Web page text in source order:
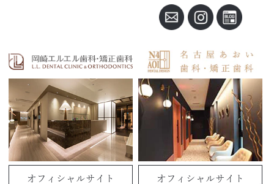
オフィシャルサイト オフィシャルサイト